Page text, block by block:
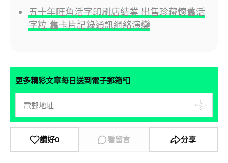
五十年旺角活字印刷店結業 出售珍藏懷舊活
字粒 舊卡片記錄通訊網絡演變
更多精彩文章每日送到電子郵箱📮
讚好0 看留言 分享